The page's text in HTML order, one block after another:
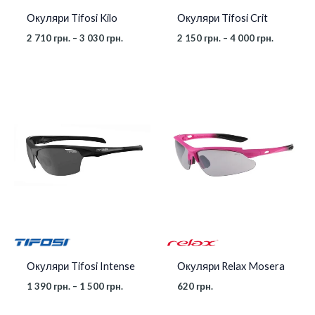
Окуляри Tifosi Kilo
2 710 грн. – 3 030 грн.
Окуляри Tifosi Crit
2 150 грн. – 4 000 грн.
Окуляри Tifosi Intense
1 390 грн. – 1 500 грн.
до
Окуляри Relax Mosera
620 грн.